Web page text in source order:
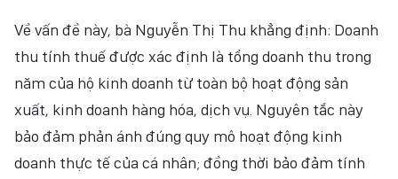
Về vấn đề này, bà Nguyễn Thị Thu khẳng định: Doanh
thu tính thuế được xác định là tổng doanh thu trong
năm của hộ kinh doanh từ toàn bộ hoạt động sản
xuất, kinh doanh hàng hóa, dịch vụ. Nguyên tắc này
bảo đảm phản ánh đúng quy mô hoạt động kinh
doanh thực tế của cá nhân; đồng thời bảo đảm tính